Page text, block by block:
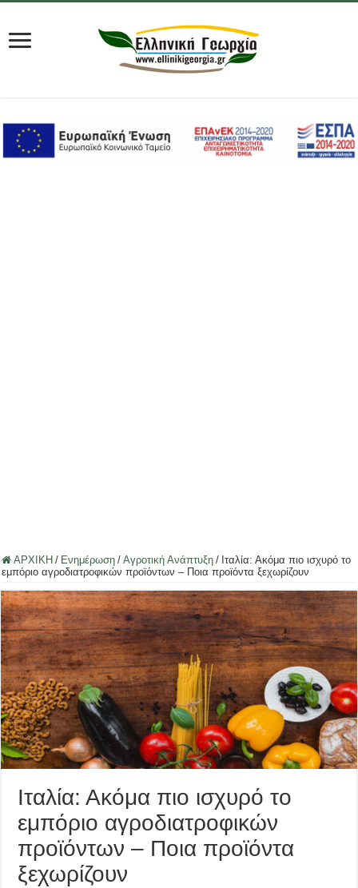
ΑΡΧΙΚΗ / Ενημέρωση / Αγροτική Ανάπτυξη / Ιταλία: Ακόμα πιο ισχυρό το
εμπόριο αγροδιατροφικών προϊόντων – Ποια προϊόντα ξεχωρίζουν
Ιταλία: Ακόμα πιο ισχυρό το
εμπόριο αγροδιατροφικών
προϊόντων – Ποια προϊόντα
ξεχωρίζουν